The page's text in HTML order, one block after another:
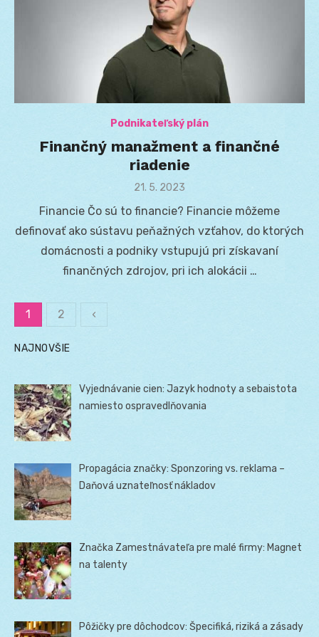
Podnikateľský plán
Finančný manažment a finančné
riadenie
Posted
21. 5. 2023
Financie Čo sú to financie? Financie môžeme
definovať ako sústavu peňažných vzťahov, do ktorých
domácnosti a podniky vstupujú pri získavaní
finančných zdrojov, pri ich alokácii …
Stránkovanie
príspevkov
1 2 ‹
NAJNOVŠIE
Vyjednávanie cien: Jazyk hodnoty a sebaistota
namiesto ospravedlňovania
Propagácia značky: Sponzoring vs. reklama –
Daňová uznateľnosť nákladov
Značka Zamestnávateľa pre malé firmy: Magnet
na talenty
Pôžičky pre dôchodcov: Špecifiká, riziká a zásady